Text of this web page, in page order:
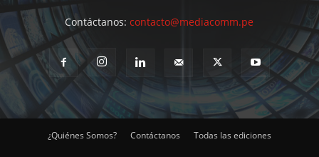
Contáctanos:contacto@mediacomm.pe
¿Quiénes Somos? Contáctanos Todas las ediciones